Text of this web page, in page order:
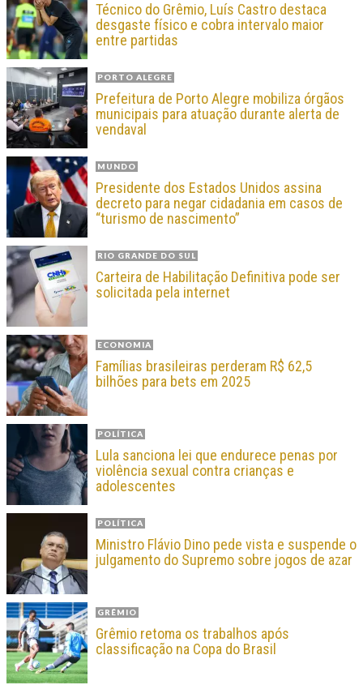
Técnico do Grêmio, Luís Castro destaca
desgaste físico e cobra intervalo maior
entre partidas
PORTO ALEGRE
Prefeitura de Porto Alegre mobiliza órgãos
municipais para atuação durante alerta de
vendaval
MUNDO
Presidente dos Estados Unidos assina
decreto para negar cidadania em casos de
“turismo de nascimento”
RIO GRANDE DO SUL
Carteira de Habilitação Definitiva pode ser
solicitada pela internet
ECONOMIA
Famílias brasileiras perderam R$ 62,5
bilhões para bets em 2025
POLÍTICA
Lula sanciona lei que endurece penas por
violência sexual contra crianças e
adolescentes
POLÍTICA
Ministro Flávio Dino pede vista e suspende o
julgamento do Supremo sobre jogos de azar
GRÊMIO
Grêmio retoma os trabalhos após
classificação na Copa do Brasil